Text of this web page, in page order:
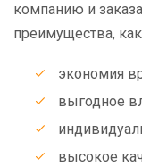
компанию и
преимущества,
экономия
выгодное
высокое